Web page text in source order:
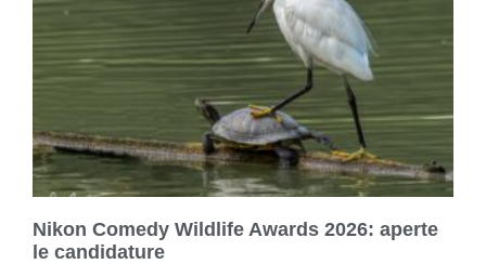
Nikon Comedy Wildlife Awards 2026: aperte
le candidature